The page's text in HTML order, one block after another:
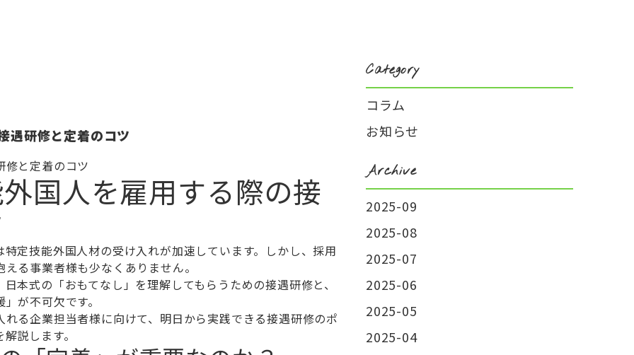
遇研修と定着のコツ
修と定着のコツ
国人を雇用する際の接
定技能外国人材の受け入れが加速しています。しかし、採用
る事業者様も少なくありません。
本式の「おもてなし」を理解してもらうための接遇研修と、
が不可欠です。
る企業担当者様に向けて、明日から実践できる接遇研修のポ
説します。
Category
コラム
お知らせ
Archive
2025-09
2025-08
2025-07
2025-06
2025-05
2025-04